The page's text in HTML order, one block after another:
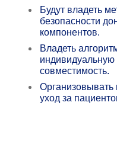
Будут владеть
безопасности
компонентов.
Владеть
индивидуальную
совместимость.
Организовывать
уход за